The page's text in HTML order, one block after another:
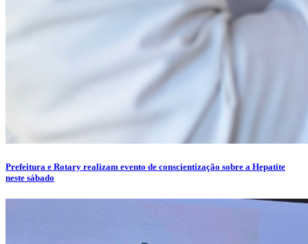
Prefeitura e Rotary realizam evento de conscientização sobre a Hepatite
neste sábado